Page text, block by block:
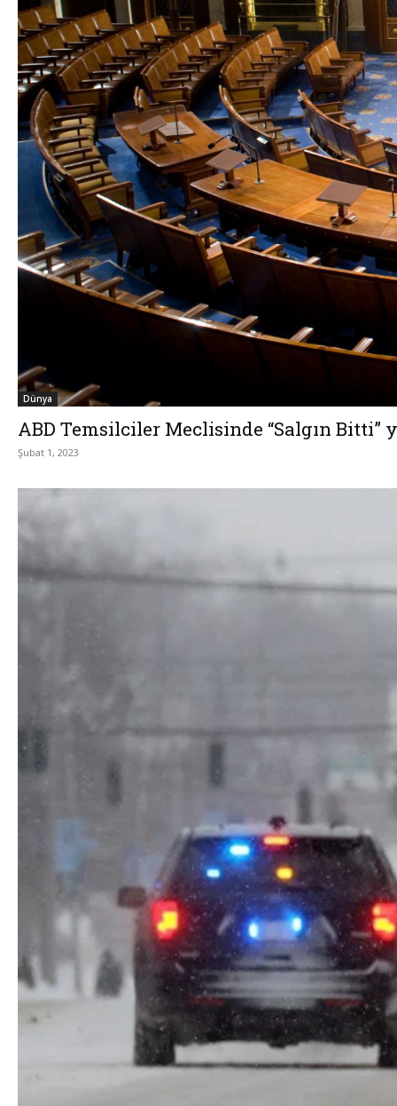
Dünya
ABD Temsilciler Meclisinde “Salgın Bitti”
Şubat 1, 2023